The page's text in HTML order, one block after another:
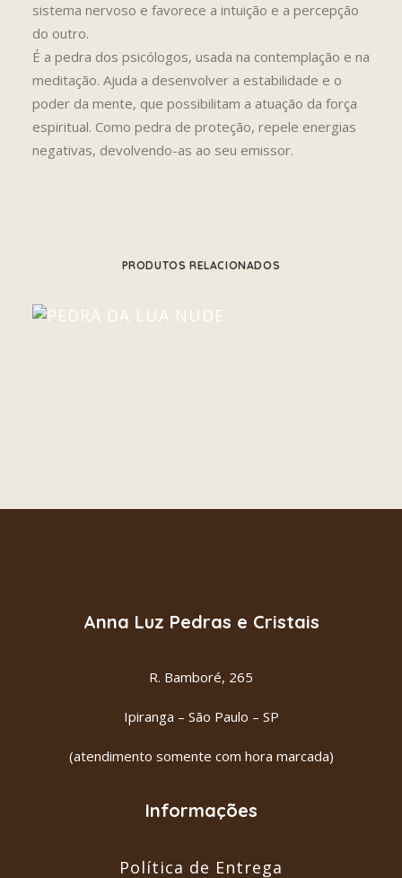
sistema nervoso e favorece a intuição e a percepção
do outro.
É a pedra dos psicólogos, usada na contemplação e na
meditação. Ajuda a desenvolver a estabilidade e o
poder da mente, que possibilitam a atuação da força
espiritual. Como pedra de proteção, repele energias
negativas, devolvendo-as ao seu emissor.
PRODUTOS RELACIONADOS
Anna Luz Pedras e Cristais
R. Bamboré, 265
Ipiranga – São Paulo – SP
(atendimento somente com hora marcada)
Informações
Política de Entrega